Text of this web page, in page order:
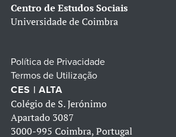
Centro de Estudos Sociais
Universidade de Coimbra
Política de Privacidade
Termos de Utilização
CES | ALTA
Colégio de S. Jerónimo
Apartado 3087
3000-995 Coimbra, Portugal